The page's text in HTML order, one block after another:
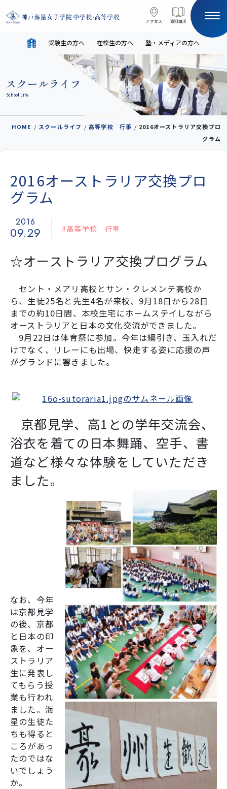
アクセス 資料請求
アクセス 資料請求
HOME
受験生の方へ 在校生の方へ
学校案内
教育と進路
学校生活
入試情報
お知らせ
スクールライフ
交通アクセス お問い合わせ
利用規約・免責事項 個人情報保護方針
SNS運用ポリシー 学校いじめ防止基本方針
@kobe_kaisei
受験生の方へ 在校生の方へ 塾・メディアの方へ
スクールライフ
School Life
HOME / スクールライフ / 高等学校 行事 / 2016オーストラリア交換プロ
グラム
2016オーストラリア交換プロ
グラム
2016
09.29 #高等学校 行事
☆オーストラリア交換プログラム
セント・メアリ高校とサン・クレメンテ高校か
ら、生徒25名と先生4名が来校、9月18日から28日
までの約10日間、本校生宅にホームステイしながら
オーストラリアと日本の文化交流ができました。
9月22日は体育祭に参加。今年は綱引き、玉入れだ
けでなく、リレーにも出場、快走する姿に応援の声
がグランドに響きました。
京都見学、高1との学年交流会、
浴衣を着ての日本舞踊、空手、書
道など様々な体験をしていただき
ました。
なお、今年
は京都見学
の後、京都
と日本の印
象を、オー
ストラリア
生に発表し
てもらう授
業も行われ
ました。海
星の生徒た
ちも得ると
ころがあっ
たのではな
いでしょう
か。